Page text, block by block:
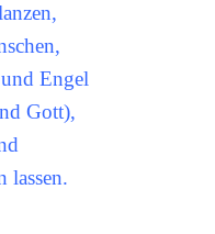
Engel
Gott),
lassen.